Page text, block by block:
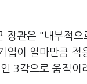
장관은 "내부적
업이 얼마만큼
3각으로 움직이